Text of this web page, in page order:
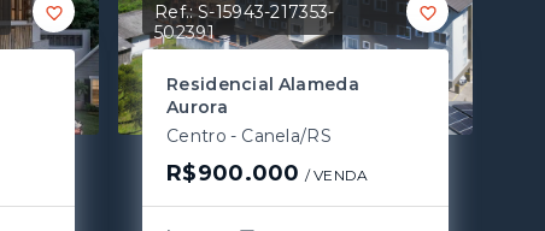
Ref.:S-15943-217353-
502391
Residencial Alameda
Aurora
Centro - Canela/RS
R$900.000 / VENDA